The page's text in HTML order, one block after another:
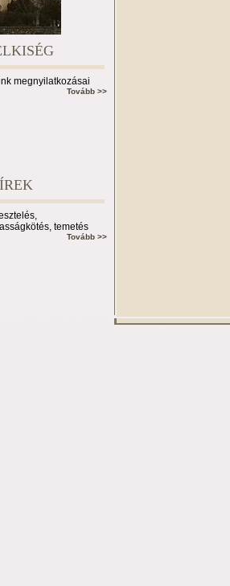
megnyilatkozásai
Tovább >>
temetés
Tovább >>